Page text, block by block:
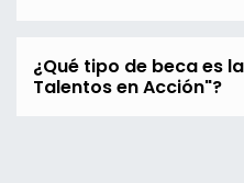
¿Qué tipo de beca es
Talentos en Acción"?